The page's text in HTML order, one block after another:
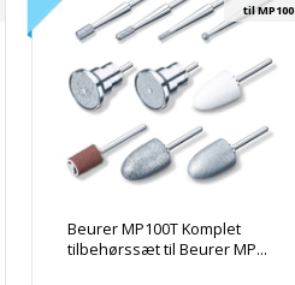
Beurer MP100T Komplet
tilbehørssæt til Beurer MP...
til MP100